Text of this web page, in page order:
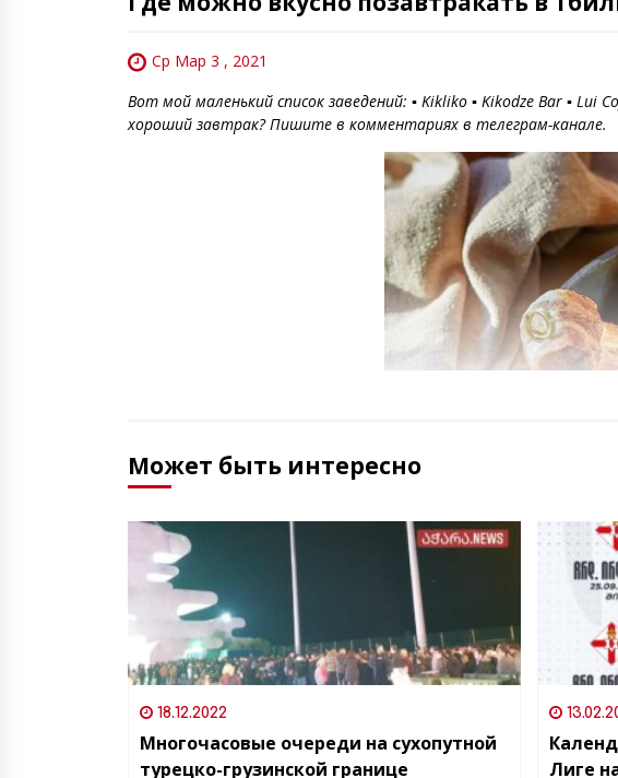
Ср Мар 3 , 2021
Вот мой маленький список заведений: ▪️ Kikliko ▪️ Kikodze Bar ▪️
хороший завтрак? Пишите в комментариях в телеграм-канале.
Может быть интересно
18.12.2022
Многочасовые очереди на сухопутной
турецко-грузинской границе
Лиге